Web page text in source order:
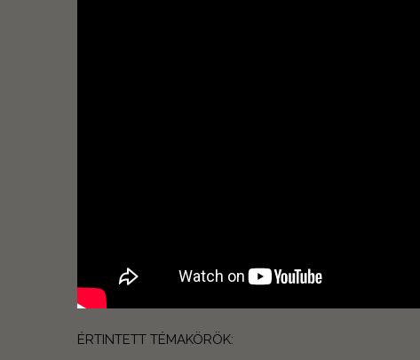
ÉRTINTETT TÉMAKÖRÖK: